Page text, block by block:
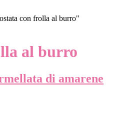
con frolla al burro"
al burro
di amarene